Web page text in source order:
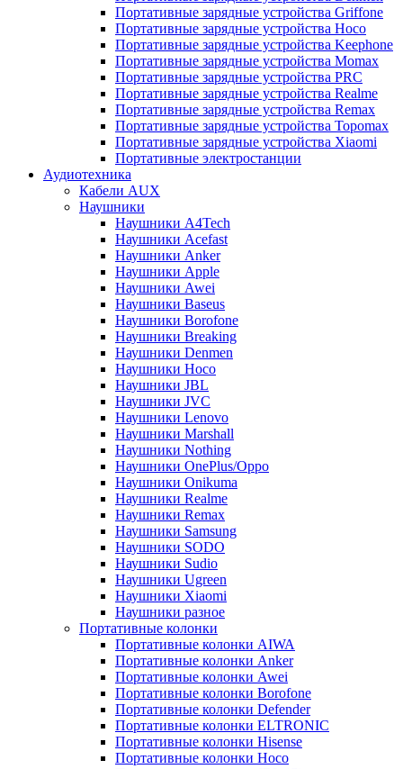
Портативные зарядные устройства Griffone
Портативные зарядные устройства Hoco
Портативные зарядные устройства Keephone
Портативные зарядные устройства Momax
Портативные зарядные устройства PRC
Портативные зарядные устройства Realme
Портативные зарядные устройства Remax
Портативные зарядные устройства Topomax
Портативные зарядные устройства Xiaomi
Портативные электростанции
Аудиотехника
Кабели AUX
Наушники
Наушники A4Tech
Наушники Acefast
Наушники Anker
Наушники Apple
Наушники Awei
Наушники Baseus
Наушники Borofone
Наушники Breaking
Наушники Denmen
Наушники Hoco
Наушники JBL
Наушники JVC
Наушники Lenovo
Наушники Marshall
Наушники Nothing
Наушники OnePlus/Oppo
Наушники Onikuma
Наушники Realme
Наушники Remax
Наушники Samsung
Наушники SODO
Наушники Sudio
Наушники Ugreen
Наушники Xiaomi
Наушники разное
Портативные колонки
Портативные колонки AIWA
Портативные колонки Anker
Портативные колонки Awei
Портативные колонки Borofone
Портативные колонки Defender
Портативные колонки ELTRONIC
Портативные колонки Hisense
Портативные колонки Hoco